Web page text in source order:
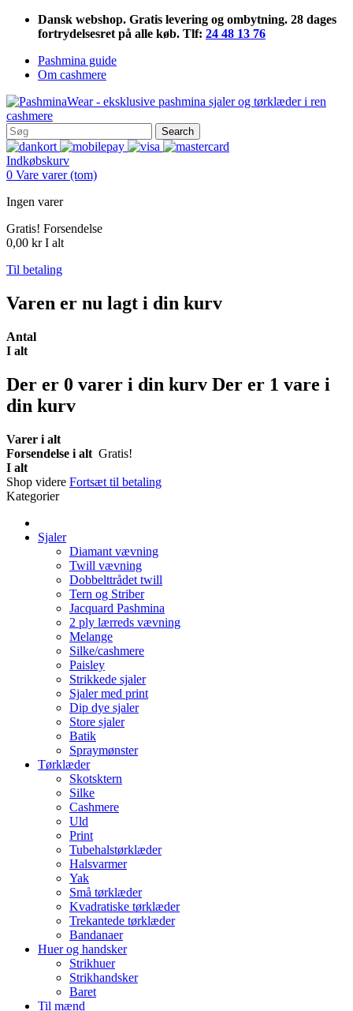
Dansk webshop. Gratis levering og ombytning. 28 dages
fortrydelsesret på alle køb. Tlf: 24 48 13 76
Pashmina guide
Om cashmere
Search
Indkøbskurv
0 Vare varer (tom)
Ingen varer
Gratis! Forsendelse
0,00 kr I alt
Til betaling
Varen er nu lagt i din kurv
Antal
I alt
Der er 0 varer i din kurv Der er 1 vare i
din kurv
Varer i alt
Forsendelse i alt Gratis!
I alt
Shop videre Fortsæt til betaling
Kategorier
Sjaler
Diamant vævning
Twill vævning
Dobbelttrådet twill
Tern og Striber
Jacquard Pashmina
2 ply lærreds vævning
Melange
Silke/cashmere
Paisley
Strikkede sjaler
Sjaler med print
Dip dye sjaler
Store sjaler
Batik
Spraymønster
Tørklæder
Skotsktern
Silke
Cashmere
Uld
Print
Tubehalstørklæder
Halsvarmer
Yak
Små tørklæder
Kvadratiske tørklæder
Trekantede tørklæder
Bandanaer
Huer og handsker
Strikhuer
Strikhandsker
Baret
Til mænd